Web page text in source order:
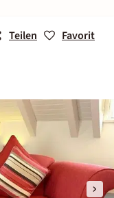
Teilen Favorit